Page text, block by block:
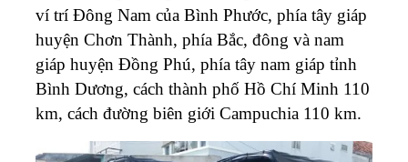
ví trí Đông Nam của Bình Phước, phía tây giáp
huyện Chơn Thành, phía Bắc, đông và nam
giáp huyện Đồng Phú, phía tây nam giáp tỉnh
Bình Dương, cách thành phố Hồ Chí Minh 110
km, cách đường biên giới Campuchia 110 km.